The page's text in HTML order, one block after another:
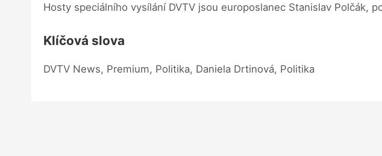
Hosty speciálního vysílání DVTV jsou europoslanec Stanislav Polčák,
Klíčová slova
DVTV News, Premium, Politika, Daniela Drtinová, Politika